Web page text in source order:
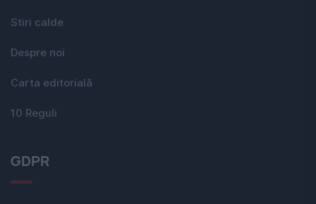
Stiri calde
Despre noi
Carta editorială
10 Reguli
GDPR